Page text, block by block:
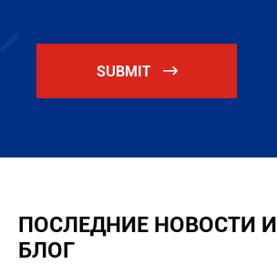
SUBMIT 
ПОСЛЕДНИЕ НОВОСТИ И
БЛОГ